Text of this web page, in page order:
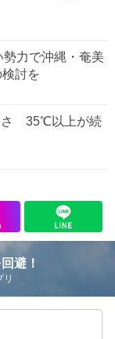
力で沖縄・奄美
討を
さ 35℃以上が続
避！